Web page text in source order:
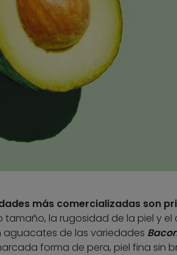
más comercializadas son
la rugosidad de la piel y el
de las variedades
forma de pera, piel fina sin